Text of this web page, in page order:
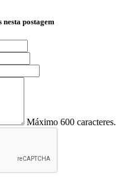
postagem
Máximo 600 caracteres.